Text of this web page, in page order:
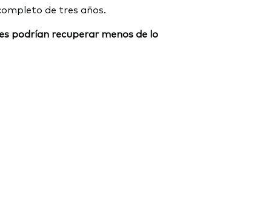
de tres años.
podrían recuperar menos de lo